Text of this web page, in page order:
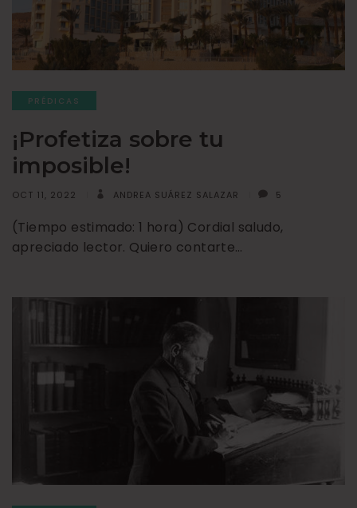
PRÉDICAS
¡Profetiza sobre tu
imposible!
OCT 11, 2022 ANDREA SUÁREZ SALAZAR 5
(Tiempo estimado: 1 hora) Cordial saludo,
apreciado lector. Quiero contarte…